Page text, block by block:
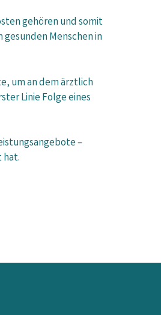
gehören und somit
Menschen in
um an dem ärztlich
Linie Folge eines
–
hat.